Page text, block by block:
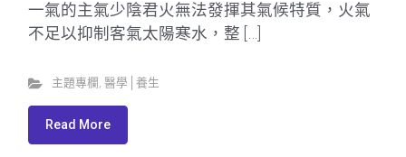
一氣的主氣少陰君火無法發揮其氣候特質，火氣
不足以抑制客氣太陽寒水，整 […]
主題專欄 , 醫學│養生
Read More